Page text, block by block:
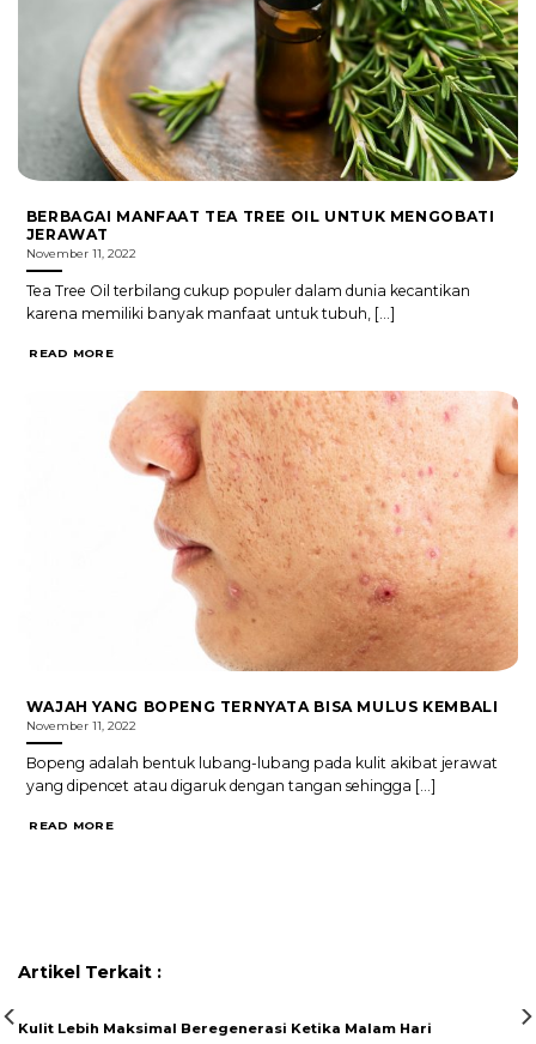
BERBAGAI MANFAAT TEA TREE OIL UNTUK MENGOBATI
JERAWAT
November 11, 2022
Tea Tree Oil terbilang cukup populer dalam dunia kecantikan
karena memiliki banyak manfaat untuk tubuh, [...]
READ MORE
WAJAH YANG BOPENG TERNYATA BISA MULUS KEMBALI
November 11, 2022
Bopeng adalah bentuk lubang-lubang pada kulit akibat jerawat
yang dipencet atau digaruk dengan tangan sehingga [...]
READ MORE
Artikel Terkait :
Kulit Lebih Maksimal Beregenerasi Ketika Malam Hari